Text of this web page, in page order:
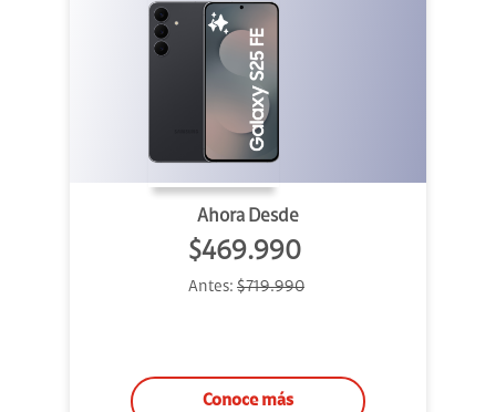
Ahora Desde
$469.990
Antes: $719.990
Conoce más